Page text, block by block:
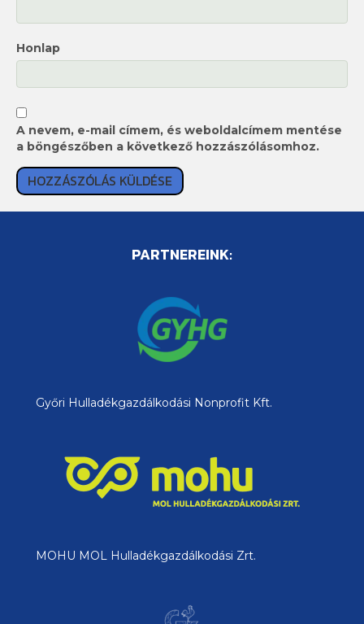
Honlap
A nevem, e-mail címem, és weboldalcímem mentése
a böngészőben a következő hozzászólásomhoz.
PARTNEREINK:
Győri Hulladékgazdálkodási Nonprofit Kft.
MOHU MOL Hulladékgazdálkodási Zrt.